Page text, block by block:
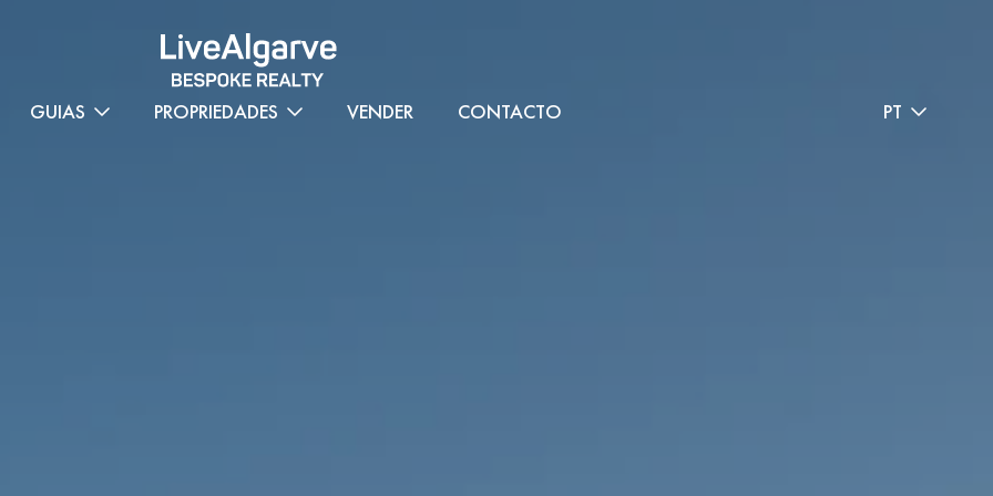
GUIAS PROPRIEDADES VENDER CONTACTO PT